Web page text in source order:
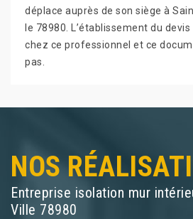
déplace auprès de son siège à
le 78980. L’établissement du
chez ce professionnel et ce
pas.
NOS
Entreprise isolation mur
Ville 78980